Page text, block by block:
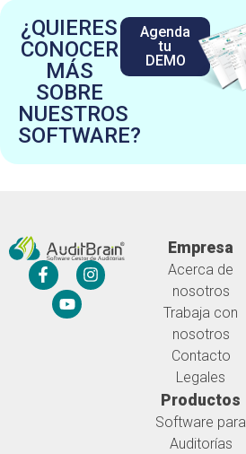
¿QUIERES
CONOCER
MÁS
SOBRE
NUESTROS
SOFTWARE?
Agenda
tu
DEMO
Empresa
Acerca de
nosotros
Trabaja con
nosotros
Contacto
Legales
Productos
Software para
Auditorías